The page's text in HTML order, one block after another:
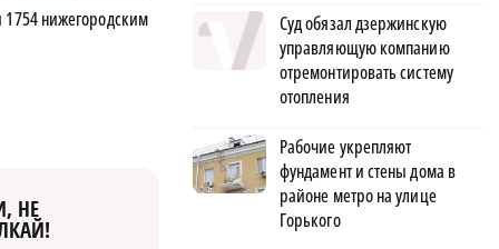
нижегородским
НЕ
Суд обязал дзержинскую
управляющую компанию
отремонтировать систему
отопления
Рабочие укрепляют
фундамент и стены дома в
районе метро на улице
Горького